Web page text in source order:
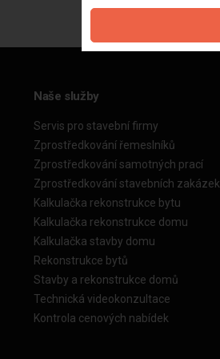
Naše služby
Servis pro stavební firmy
Zprostředkování řemeslníků
Zprostředkování samotných prací
Zprostředkování stavebních zakázek
Kalkulačka rekonstrukce bytu
Kalkulačka rekonstrukce domu
Kalkulačka stavby domu
Rekonstrukce bytů
Stavby a rekonstrukce domů
Technická videokonzultace
Kontrola cenových nabídek